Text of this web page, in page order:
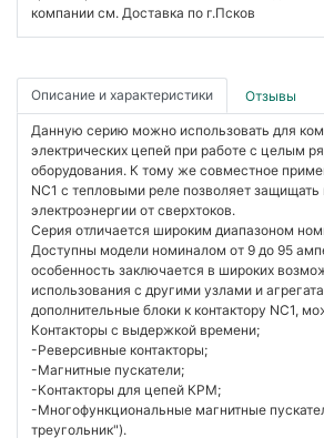
компании см. Доставка по г.Псков
Описание и характеристики Отзывы
Данную серию можно использовать для
электрических цепей при работе с целым
оборудования. К тому же совместное
NC1 с тепловыми реле позволяет защищать
электроэнергии от сверхтоков.
Серия отличается широким диапазоном
Доступны модели номиналом от 9 до 95
особенность заключается в широких
использования с другими узлами и
дополнительные блоки к контактору NC1,
Контакторы с выдержкой времени;
-Реверсивные контакторы;
-Магнитные пускатели;
-Контакторы для цепей КРМ;
-Многофункциональные магнитные
треугольник").